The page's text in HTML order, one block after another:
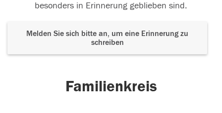
besonders in Erinnerung geblieben sind.
Melden Sie sich bitte an, um eine Erinnerung zu
schreiben
Familienkreis